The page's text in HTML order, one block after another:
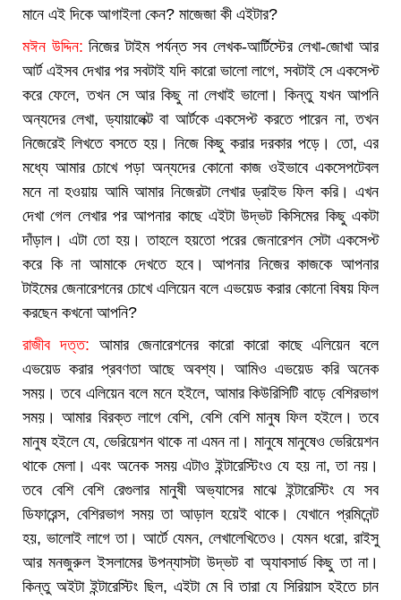
মানে এই দিকে আগাইলা কেন? মাজেজা কী এইটার?
মঈন উদ্দিন: নিজের টাইম পর্যন্ত সব লেখক-আর্টিস্টের লেখা-জোখা আর
আর্ট এইসব দেখার পর সবটাই যদি কারো ভালো লাগে, সবটাই সে একসেপ্ট
করে ফেলে, তখন সে আর কিছু না লেখাই ভালো। কিন্তু যখন আপনি
অন্যদের লেখা, ড্যায়ালেক্ট বা আর্টকে একসেপ্ট করতে পারেন না, তখন
নিজেরেই লিখতে বসতে হয়। নিজে কিছু করার দরকার পড়ে। তো, এর
মধ্যে আমার চোখে পড়া অন্যদের কোনো কাজ ওইভাবে একসেপটেবল
মনে না হওয়ায় আমি আমার নিজেরটা লেখার ড্রাইভ ফিল করি। এখন
দেখা গেল লেখার পর আপনার কাছে এইটা উদ্ভট কিসিমের কিছু একটা
দাঁড়াল। এটা তো হয়। তাহলে হয়তো পরের জেনারেশন সেটা একসেপ্ট
করে কি না আমাকে দেখতে হবে। আপনার নিজের কাজকে আপনার
টাইমের জেনারেশনের চোখে এলিয়েন বলে এভয়েড করার কোনো বিষয় ফিল
করছেন কখনো আপনি?
রাজীব দত্ত: আমার জেনারেশনের কারো কারো কাছে এলিয়েন বলে
এভয়েড করার প্রবণতা আছে অবশ্য। আমিও এভয়েড করি অনেক
সময়। তবে এলিয়েন বলে মনে হইলে, আমার কিউরিসিটি বাড়ে বেশিরভাগ
সময়। আমার বিরক্ত লাগে বেশি, বেশি বেশি মানুষ ফিল হইলে। তবে
মানুষ হইলে যে, ভেরিয়েশন থাকে না এমন না। মানুষে মানুষেও ভেরিয়েশন
থাকে মেলা। এবং অনেক সময় এটাও ইন্টারেস্টিংও যে হয় না, তা নয়।
তবে বেশি বেশি রেগুলার মানুষী অভ্যাসের মাঝে ইন্টারেস্টিং যে সব
ডিফারেন্স, বেশিরভাগ সময় তা আড়াল হয়েই থাকে। যেখানে প্রমিনেন্ট
হয়, ভালোই লাগে তা। আর্টে যেমন, লেখালেখিতেও। যেমন ধরো, রাইসু
আর মনজুরুল ইসলামের উপন্যাসটা উদ্ভট বা অ্যাবসার্ড কিছু তা না।
কিন্তু অইটা ইন্টারেস্টিং ছিল, এইটা মে বি তারা যে সিরিয়াস হইতে চান